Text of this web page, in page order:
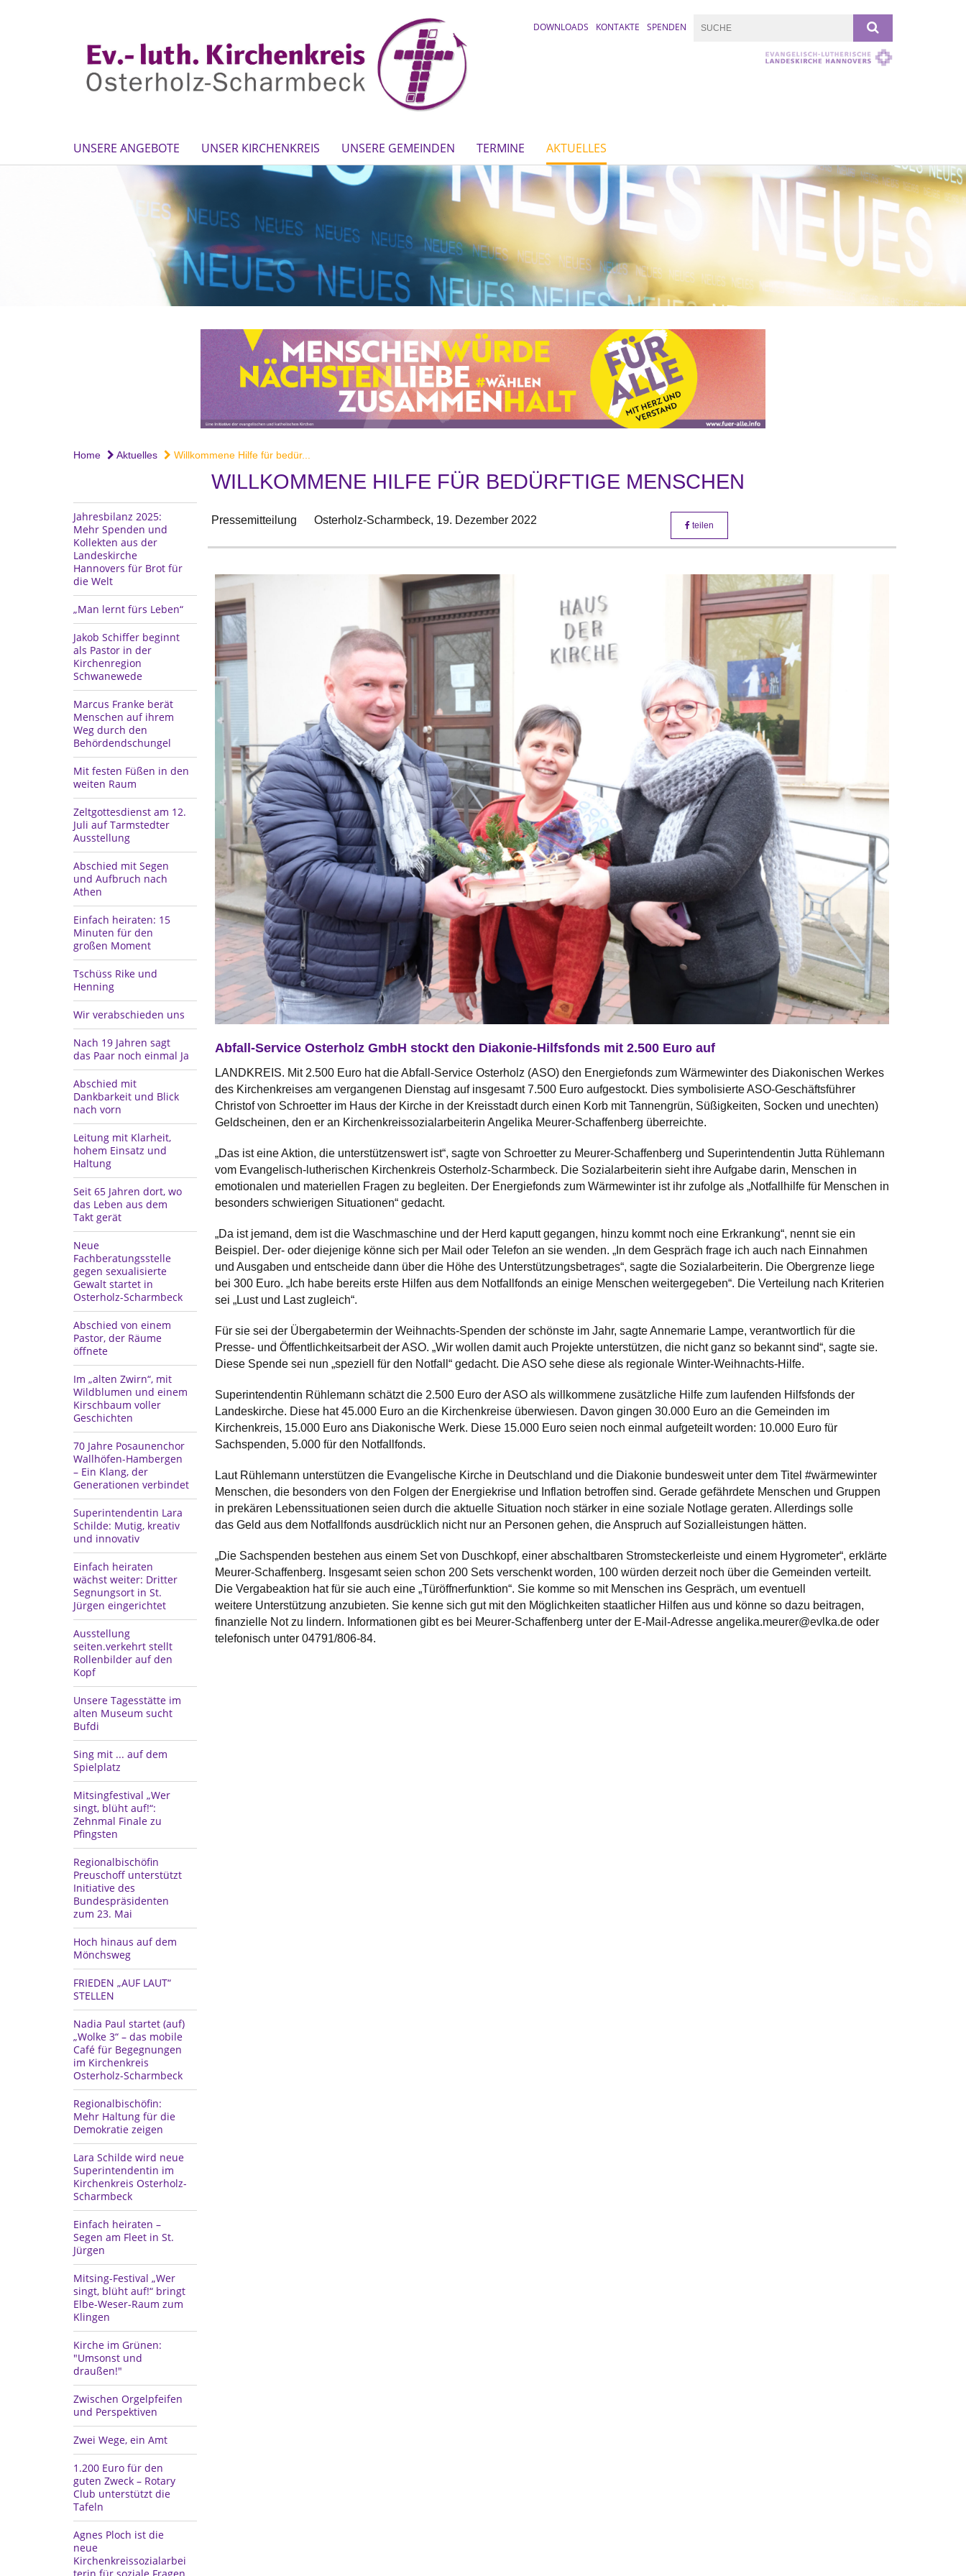
DOWNLOADS KONTAKTE SPENDEN
UNSERE ANGEBOTE UNSER KIRCHENKREIS UNSERE GEMEINDEN TERMINE AKTUELLES
Home Aktuelles Willkommene Hilfe für bedür...
Jahresbilanz 2025:
Mehr Spenden und
Kollekten aus der
Landeskirche
Hannovers für Brot für
die Welt
„Man lernt fürs Leben“
Jakob Schiffer beginnt
als Pastor in der
Kirchenregion
Schwanewede
Marcus Franke berät
Menschen auf ihrem
Weg durch den
Behördendschungel
Mit festen Füßen in den
weiten Raum
Zeltgottesdienst am 12.
Juli auf Tarmstedter
Ausstellung
Abschied mit Segen
und Aufbruch nach
Athen
Einfach heiraten: 15
Minuten für den
großen Moment
Tschüss Rike und
Henning
Wir verabschieden uns
Nach 19 Jahren sagt
das Paar noch einmal Ja
Abschied mit
Dankbarkeit und Blick
nach vorn
Leitung mit Klarheit,
hohem Einsatz und
Haltung
Seit 65 Jahren dort, wo
das Leben aus dem
Takt gerät
Neue
Fachberatungsstelle
gegen sexualisierte
Gewalt startet in
Osterholz-Scharmbeck
Abschied von einem
Pastor, der Räume
öffnete
Im „alten Zwirn“, mit
Wildblumen und einem
Kirschbaum voller
Geschichten
70 Jahre Posaunenchor
Wallhöfen-Hambergen
– Ein Klang, der
Generationen verbindet
Superintendentin Lara
Schilde: Mutig, kreativ
und innovativ
Einfach heiraten
wächst weiter: Dritter
Segnungsort in St.
Jürgen eingerichtet
Ausstellung
seiten.verkehrt stellt
Rollenbilder auf den
Kopf
Unsere Tagesstätte im
alten Museum sucht
Bufdi
Sing mit ... auf dem
Spielplatz
Mitsingfestival „Wer
singt, blüht auf!“:
Zehnmal Finale zu
Pfingsten
Regionalbischöfin
Preuschoff unterstützt
Initiative des
Bundespräsidenten
zum 23. Mai
Hoch hinaus auf dem
Mönchsweg
FRIEDEN „AUF LAUT“
STELLEN
Nadia Paul startet (auf)
„Wolke 3“ – das mobile
Café für Begegnungen
im Kirchenkreis
Osterholz-Scharmbeck
Regionalbischöfin:
Mehr Haltung für die
Demokratie zeigen
Lara Schilde wird neue
Superintendentin im
Kirchenkreis Osterholz-
Scharmbeck
Einfach heiraten –
Segen am Fleet in St.
Jürgen
Mitsing-Festival „Wer
singt, blüht auf!“ bringt
Elbe-Weser-Raum zum
Klingen
Kirche im Grünen:
"Umsonst und
draußen!"
Zwischen Orgelpfeifen
und Perspektiven
Zwei Wege, ein Amt
1.200 Euro für den
guten Zweck – Rotary
Club unterstützt die
Tafeln
Agnes Ploch ist die
neue
Kirchenkreissozialarbei
WILLKOMMENE HILFE FÜR BEDÜRFTIGE MENSCHEN
Pressemitteilung Osterholz-Scharmbeck, 19. Dezember 2022 teilen
Abfall-Service Osterholz GmbH stockt den Diakonie-Hilfsfonds mit 2.500 Euro auf
LANDKREIS. Mit 2.500 Euro hat die Abfall-Service Osterholz (ASO) den Energiefonds zum Wärmewinter des Diakonischen Werkes
des Kirchenkreises am vergangenen Dienstag auf insgesamt 7.500 Euro aufgestockt. Dies symbolisierte ASO-Geschäftsführer
Christof von Schroetter im Haus der Kirche in der Kreisstadt durch einen Korb mit Tannengrün, Süßigkeiten, Socken und unechten)
Geldscheinen, den er an Kirchenkreissozialarbeiterin Angelika Meurer-Schaffenberg überreichte.
„Das ist eine Aktion, die unterstützenswert ist“, sagte von Schroetter zu Meurer-Schaffenberg und Superintendentin Jutta Rühlemann
vom Evangelisch-lutherischen Kirchenkreis Osterholz-Scharmbeck. Die Sozialarbeiterin sieht ihre Aufgabe darin, Menschen in
emotionalen und materiellen Fragen zu begleiten. Der Energiefonds zum Wärmewinter ist ihr zufolge als „Notfallhilfe für Menschen in
besonders schwierigen Situationen“ gedacht.
„Da ist jemand, dem ist die Waschmaschine und der Herd kaputt gegangen, hinzu kommt noch eine Erkrankung“, nennt sie ein
Beispiel. Der- oder diejenige könne sich per Mail oder Telefon an sie wenden. „In dem Gespräch frage ich auch nach Einnahmen
und Ausgaben und entscheide dann über die Höhe des Unterstützungsbetrages“, sagte die Sozialarbeiterin. Die Obergrenze liege
bei 300 Euro. „Ich habe bereits erste Hilfen aus dem Notfallfonds an einige Menschen weitergegeben“. Die Verteilung nach Kriterien
sei „Lust und Last zugleich“.
Für sie sei der Übergabetermin der Weihnachts-Spenden der schönste im Jahr, sagte Annemarie Lampe, verantwortlich für die
Presse- und Öffentlichkeitsarbeit der ASO. „Wir wollen damit auch Projekte unterstützen, die nicht ganz so bekannt sind“, sagte sie.
Diese Spende sei nun „speziell für den Notfall“ gedacht. Die ASO sehe diese als regionale Winter-Weihnachts-Hilfe.
Superintendentin Rühlemann schätzt die 2.500 Euro der ASO als willkommene zusätzliche Hilfe zum laufenden Hilfsfonds der
Landeskirche. Diese hat 45.000 Euro an die Kirchenkreise überwiesen. Davon gingen 30.000 Euro an die Gemeinden im
Kirchenkreis, 15.000 Euro ans Diakonische Werk. Diese 15.000 Euro seien noch einmal aufgeteilt worden: 10.000 Euro für
Sachspenden, 5.000 für den Notfallfonds.
Laut Rühlemann unterstützen die Evangelische Kirche in Deutschland und die Diakonie bundesweit unter dem Titel #wärmewinter
Menschen, die besonders von den Folgen der Energiekrise und Inflation betroffen sind. Gerade gefährdete Menschen und Gruppen
in prekären Lebenssituationen seien durch die aktuelle Situation noch stärker in eine soziale Notlage geraten. Allerdings solle
das Geld aus dem Notfallfonds ausdrücklich nicht nur an Personen gehen, die Anspruch auf Sozialleistungen hätten.
„Die Sachspenden bestehen aus einem Set von Duschkopf, einer abschaltbaren Stromsteckerleiste und einem Hygrometer“, erklärte
Meurer-Schaffenberg. Insgesamt seien schon 200 Sets verschenkt worden, 100 würden derzeit noch über die Gemeinden verteilt.
Die Vergabeaktion hat für sie auch eine „Türöffnerfunktion“. Sie komme so mit Menschen ins Gespräch, um eventuell
weitere Unterstützung anzubieten. Sie kenne sich gut mit den Möglichkeiten staatlicher Hilfen aus und könne so dazu beitragen,
finanzielle Not zu lindern. Informationen gibt es bei Meurer-Schaffenberg unter der E-Mail-Adresse angelika.meurer@evlka.de oder
telefonisch unter 04791/806-84.